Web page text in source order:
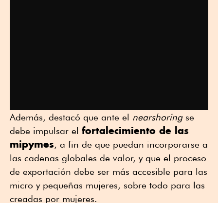
Además, destacó que ante el nearshoringse
debe impulsar el fortalecimiento de las
mipymes, a fin de que puedan incorporarse a
las cadenas globales de valor, y que el proceso
de exportación debe ser más accesible para las
micro y pequeñas mujeres, sobre todo para las
creadas por mujeres.